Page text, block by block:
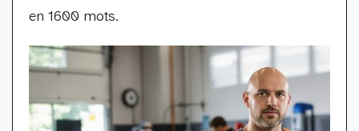
en 1600 mots.